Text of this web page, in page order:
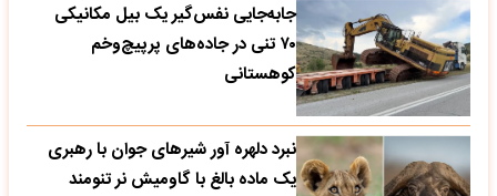
جابه‌جایی نفس‌گیر یک بیل مکانیکی
۷۰ تنی در جاده‌های پرپیچ‌وخم
کوهستانی
نبرد دلهره آور شیرهای جوان با رهبری
یک ماده بالغ با گاومیش نر تنومند